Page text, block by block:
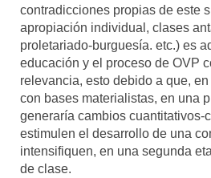
contradicciones propias de este
apropiación individual, clases
proletariado-burguesía. etc.) es
educación y el proceso de OVP
relevancia, esto debido a que,
con bases materialistas, en una
generaría cambios cuantitativos-
estimulen el desarrollo de una
intensifiquen, en una segunda
de clase.